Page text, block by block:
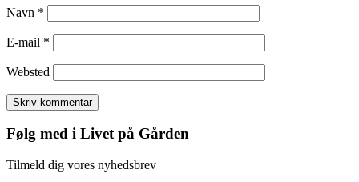
Navn *
E-mail *
Websted
Følg med i Livet på Gården
Tilmeld dig vores nyhedsbrev